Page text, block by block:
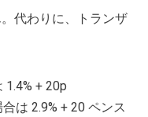
代わりに、トランザ
+ 20p
は 2.9% + 20 ペンス